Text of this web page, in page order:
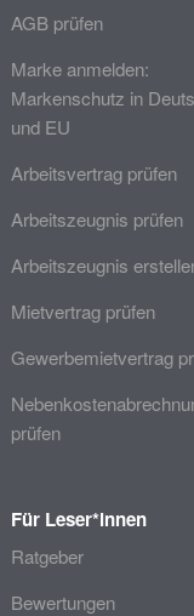
AGB prüfen
Marke anmelden:
Markenschutz in
und EU
Arbeitsvertrag prüfen
Arbeitszeugnis prüfen
Arbeitszeugnis
Mietvertrag prüfen
Gewerbemietvertrag
prüfen
Für Leser*innen
Ratgeber
Bewertungen